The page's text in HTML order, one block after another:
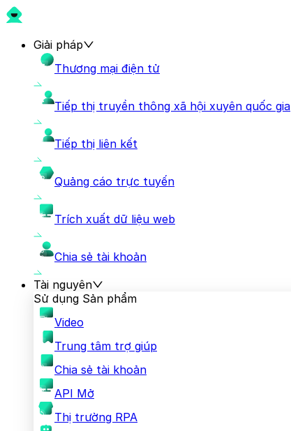
Giải pháp
Thương mại điện tử
Tiếp thị truyền thông xã hội xuyên quốc gia
Tiếp thị liên kết
Quảng cáo trực tuyến
Trích xuất dữ liệu web
Chia sẻ tài khoản
Tài nguyên
Sử dụng Sản phẩm
Video
Trung tâm trợ giúp
Chia sẻ tài khoản
API Mở
Thị trường RPA